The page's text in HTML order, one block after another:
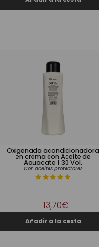
Oxigenada acondicionadora
en crema con Aceite de
Aguacate | 30 Vol.
Con aceites protectores
13,70€